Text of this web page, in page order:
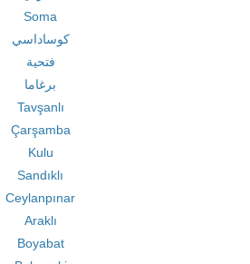
Soma
كوساداسي
فتحية
برغاما
Tavşanlı
Çarşamba
Kulu
Sandıklı
Ceylanpınar
Araklı
Boyabat